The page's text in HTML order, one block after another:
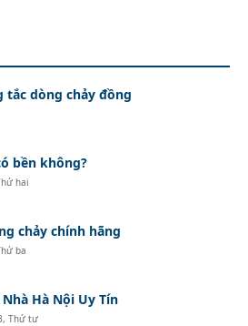
tắc dòng chảy đồng
bền không?
hai
chảy chính hãng
ba
Hà Nội Uy Tín
Thứ tư